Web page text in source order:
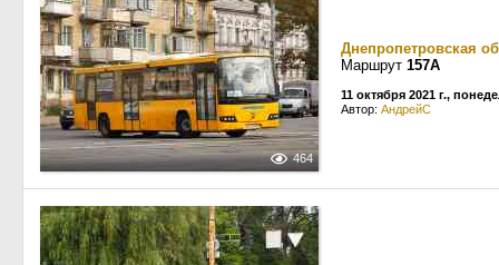
464
Днепропетровская
Маршрут 157А
11 октября 2021 г.,
Автор: АндрейС